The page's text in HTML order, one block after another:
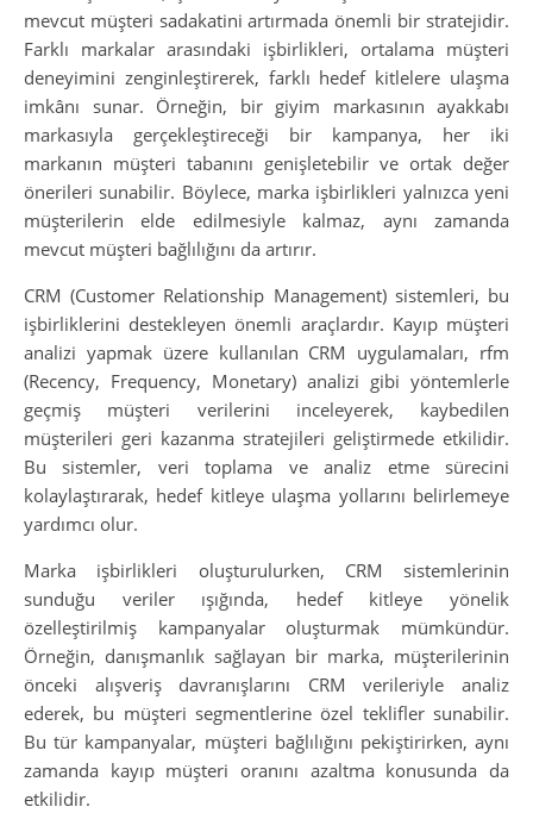
mevcut müşteri sadakatini artırmada önemli bir stratejidir.
Farklı markalar arasındaki işbirlikleri, ortalama müşteri
deneyimini zenginleştirerek, farklı hedef kitlelere ulaşma
imkânı sunar. Örneğin, bir giyim markasının ayakkabı
markasıyla gerçekleştireceği bir kampanya, her iki
markanın müşteri tabanını genişletebilir ve ortak değer
önerileri sunabilir. Böylece, marka işbirlikleri yalnızca yeni
müşterilerin elde edilmesiyle kalmaz, aynı zamanda
mevcut müşteri bağlılığını da artırır.
CRM (Customer Relationship Management) sistemleri, bu
işbirliklerini destekleyen önemli araçlardır. Kayıp müşteri
analizi yapmak üzere kullanılan CRM uygulamaları, rfm
(Recency, Frequency, Monetary) analizi gibi yöntemlerle
geçmiş müşteri verilerini inceleyerek, kaybedilen
müşterileri geri kazanma stratejileri geliştirmede etkilidir.
Bu sistemler, veri toplama ve analiz etme sürecini
kolaylaştırarak, hedef kitleye ulaşma yollarını belirlemeye
yardımcı olur.
Marka işbirlikleri oluşturulurken, CRM sistemlerinin
sunduğu veriler ışığında, hedef kitleye yönelik
özelleştirilmiş kampanyalar oluşturmak mümkündür.
Örneğin, danışmanlık sağlayan bir marka, müşterilerinin
önceki alışveriş davranışlarını CRM verileriyle analiz
ederek, bu müşteri segmentlerine özel teklifler sunabilir.
Bu tür kampanyalar, müşteri bağlılığını pekiştirirken, aynı
zamanda kayıp müşteri oranını azaltma konusunda da
etkilidir.